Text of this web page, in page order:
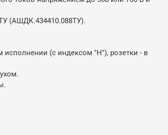
(АШДК.434410.088ТУ).
(с индексом "Н"), розетки - в